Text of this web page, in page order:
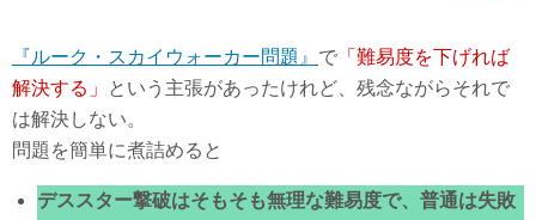
『ルーク・スカイウォーカー問題』 で 「難易度を下げれば
解決する」
という主張があったけれど、残念ながらそれで
は解決しない。
問題を簡単に煮詰めると
デススター撃破はそもそも無理な難易度で、普通は失敗